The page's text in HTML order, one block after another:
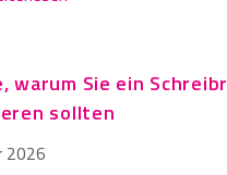
warum Sie ein
sollten
2026